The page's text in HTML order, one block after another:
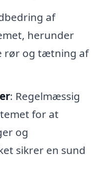
af
herunder
rør og tætning af
: Regelmæssig
for at
og
sikrer en sund